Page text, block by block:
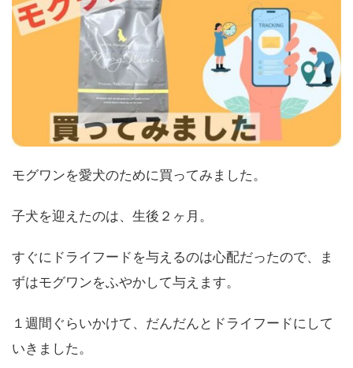
モグワンを愛犬のために買ってみました。
子犬を迎えたのは、生後２ヶ月。
すぐにドライフードを与えるのは心配だったので、ま
ずはモグワンをふやかして与えます。
１週間ぐらいかけて、だんだんとドライフードにして
いきました。